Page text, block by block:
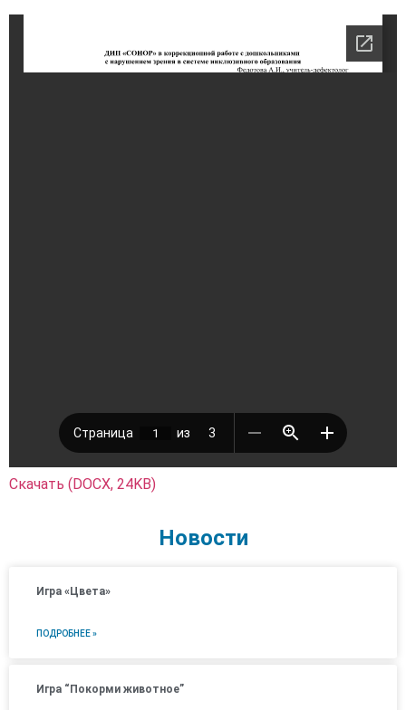
Скачать (DOCX, 24KB)
Новости
Игра «Цвета»
ПОДРОБНЕЕ »
Игра “Покорми животное”